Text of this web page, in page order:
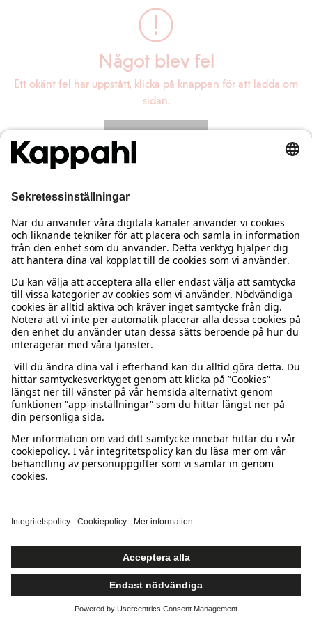
Något blev fel
Ett okänt fel har uppstått, klicka på knappen för att ladda om
sidan.